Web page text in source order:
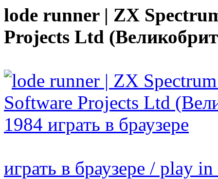
lode runner | ZX
Projects Ltd
играть в браузере / play